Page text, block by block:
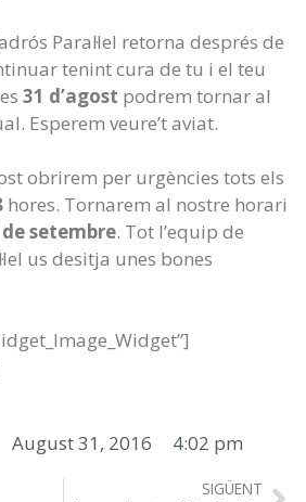
Paral·lel retorna després de
tenint cura de tu i el teu
31 d’agost podrem tornar al
Esperem veure’t aviat.
obrirem per urgències tots els
hores. Tornarem al nostre horari
setembre. Tot l’equip de
us desitja unes bones
August 31, 2016 4:02 pm
SIGÜENT